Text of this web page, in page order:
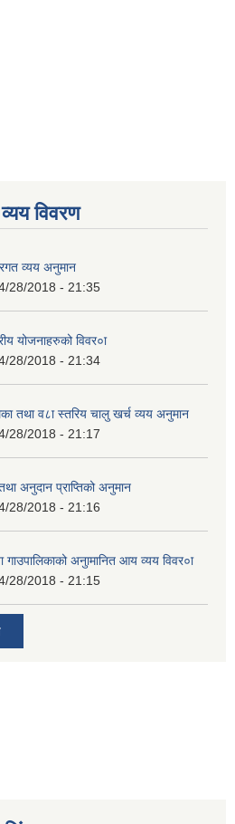
विवरण
व्यय अनुमान
28/2018 - 21:35
योजनाहरुको विवर०ा
28/2018 - 21:34
तथा व८ा स्तरिय चालु खर्च व्यय अनुमान
28/2018 - 21:17
अनुदान प्राप्तिको अनुमान
28/2018 - 21:16
गाउपालिकाको अनुामानित आय व्यय विवर०ा
28/2018 - 21:15